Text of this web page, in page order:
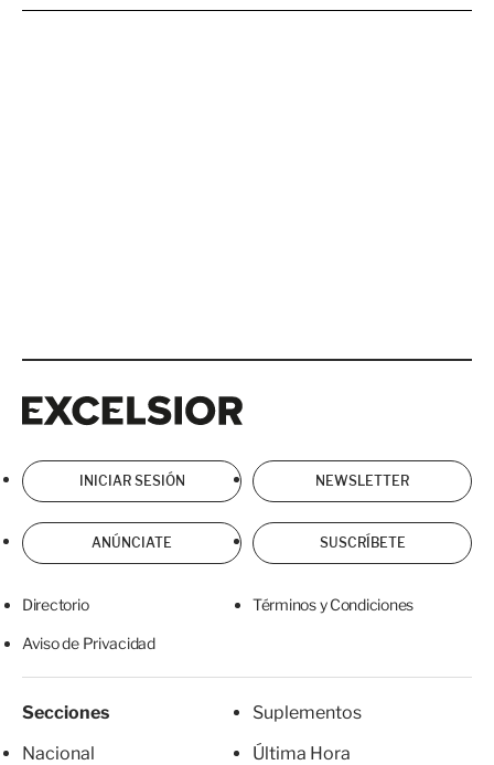
INICIAR SESIÓN NEWSLETTER
ANÚNCIATE SUSCRÍBETE
Directorio Términos y Condiciones
Aviso de Privacidad
Secciones
Nacional
Suplementos
Última Hora